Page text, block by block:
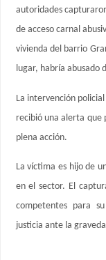
autoridades
de acceso carnal
vivienda del barrio
lugar, habría abusado
La intervención
recibió una alerta que
plena acción.
La víctima es hijo de
en el sector. El
competentes para
justicia ante la